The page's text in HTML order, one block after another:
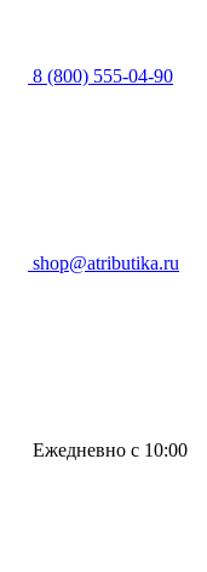
8 (800) 555-04-90
shop@atributika.ru
Ежедневно с 10:00